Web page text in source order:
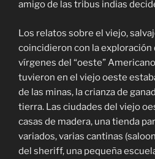
amigo de las tribus indias
Los relatos sobre el viejo,
coincidieron con la
vírgenes del “oeste”
tuvieron en el viejo oeste
de las minas, la crianza de
tierra. Las ciudades del viejo
casas de madera, una tienda
variados, varias cantinas
del sheriff, una pequeña